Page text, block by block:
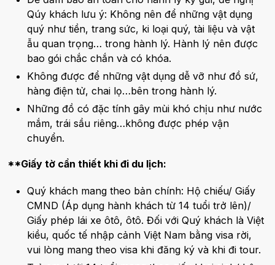
Qúy khách lưu ý: Không nên để những vật dụng
quý như tiền, trang sức, ki loại quý, tài liệu và vật
ẫu quan trọng… trong hành lý. Hành lý nên được
bao gói chắc chắn và có khóa.
Không được để những vật dụng dễ vỡ như đồ sứ,
hàng điện tử, chai lọ…bên trong hành lý.
Những đồ có đặc tính gây mùi khó chịu như nước
mắm, trái sầu riêng…không được phép vận
chuyển.
**Giấy tờ cần thiết khi đi du lịch:
Quý khách mang theo bản chính: Hộ chiếu/ Giấy
CMND (Áp dụng hành khách từ 14 tuổi trở lên)/
Giấy phép lái xe ôtô, ôtô. Đối với Quý khách là Việt
kiều, quốc tế nhập cảnh Việt Nam bằng visa rời,
vui lòng mang theo visa khi đăng ký và khi đi tour.